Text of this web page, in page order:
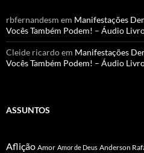
rbfernandesm em Manifestações
Vocês Também Podem! – Áudio
Cleide ricardoem Manifestações
Vocês Também Podem! – Áudio
ASSUNTOS
Aflição Amor Amor de Deus Anderson